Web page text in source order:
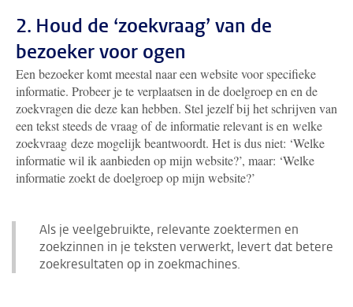
2. Houd de ‘zoekvraag’ van de
bezoeker voor ogen
Een bezoeker komt meestal naar een website voor specifieke
informatie. Probeer je te verplaatsen in de doelgroep en en de
zoekvragen die deze kan hebben. Stel jezelf bij het schrijven van
een tekst steeds de vraag of de informatie relevant is en welke
zoekvraag deze mogelijk beantwoordt. Het is dus niet: ‘Welke
informatie wil ik aanbieden op mijn website?’, maar: ‘Welke
informatie zoekt de doelgroep op mijn website?’
Als je veelgebruikte, relevante zoektermen en
zoekzinnen in je teksten verwerkt, levert dat betere
zoekresultaten op in zoekmachines.